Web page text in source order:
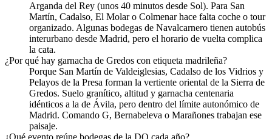
Arganda del Rey (unos 40 minutos desde Sol). Para San
Martín, Cadalso, El Molar o Colmenar hace falta coche o tour
organizado. Algunas bodegas de Navalcarnero tienen autobús
interurbano desde Madrid, pero el horario de vuelta complica
la cata.
¿Por qué hay garnacha de Gredos con etiqueta madrileña?
Porque San Martín de Valdeiglesias, Cadalso de los Vidrios y
Pelayos de la Presa forman la vertiente oriental de la Sierra de
Gredos. Suelo granítico, altitud y garnacha centenaria
idénticos a la de Ávila, pero dentro del límite autonómico de
Madrid. Comando G, Bernabeleva o Marañones trabajan ese
paisaje.
¿Qué evento reúne bodegas de la DO cada año?